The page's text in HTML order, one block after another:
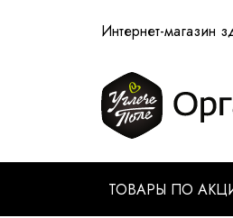
Интернет-магазин
ТОВАРЫ ПО